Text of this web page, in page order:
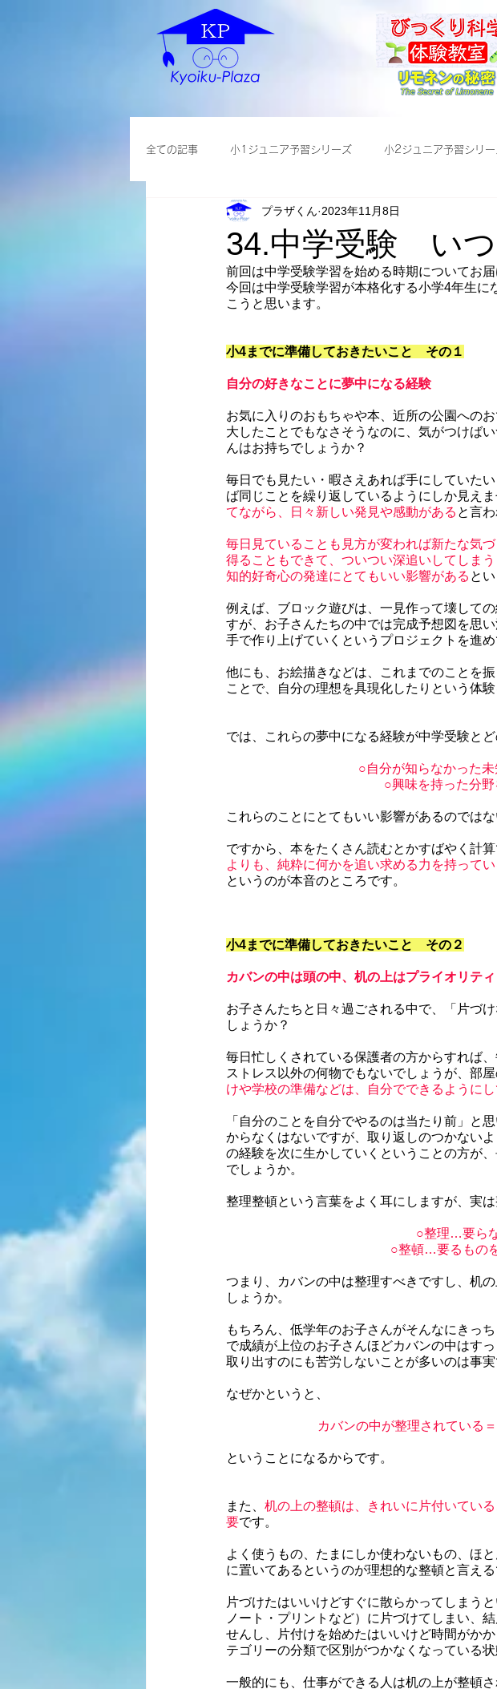
全ての記事 小1ジュニア予習シリーズ 小2ジュニア予習シリー
各種説明会 小学英語 大学受験
34.中学受験 い
プラザくん 2023年11月8日
前回は中学受験学習を始める時期についてお
今回は中学受験学習が本格化する小学4年生
こうと思います。
小4までに準備しておきたいこと　その１
自分の好きなことに夢中になる経験
お気に入りのおもちゃや本、近所の公園への
大したことでもなさそうなのに、気がつけば
んはお持ちでしょうか？
毎日でも見たい・暇さえあれば手にしていた
ば同じことを繰り返しているようにしか見えま
てながら、日々新しい発見や感動がある と言
毎日見ていることも見方が変われば新たな気
得ることもできて、ついつい深追いしてしま
知的好奇心の発達にとてもいい影響がある と
例えば、ブロック遊びは、一見作って壊して
すが、お子さんたちの中では完成予想図を思
手で作り上げていくというプロジェクトを進
他にも、お絵描きなどは、これまでのことを
ことで、自分の理想を具現化したりという体
では、これらの夢中になる経験が中学受験と
○自分が知らなかった
○興味を持った分
これらのことにとてもいい影響があるのではな
ですから、本をたくさん読むとかすばやく計
よりも、純粋に何かを追い求める力を持って
というのが本音のところです。
小4までに準備しておきたいこと　その２
カバンの中は頭の中、机の上はプライオリティ
お子さんたちと日々過ごされる中で、「片づ
しょうか？
毎日忙しくされている保護者の方からすれば
ストレス以外の何物でもないでしょうが、部
けや学校の準備などは、自分でできるように
「自分のことを自分でやるのは当たり前」と
からなくはないですが、取り返しのつかない
の経験を次に生かしていくということの方が
でしょうか。
整理整頓という言葉をよく耳にしますが、実
○整理…要ら
○整頓…要るもの
つまり、カバンの中は整理すべきですし、机
しょうか。
もちろん、低学年のお子さんがそんなにきっ
で成績が上位のお子さんほどカバンの中はす
取り出すのにも苦労しないことが多いのは事実
なぜかというと、
カバンの中が整理されている
ということになるからです。
また、 机の上の整頓は、きれいに片付いてい
要です。
よく使うもの、たまにしか使わないもの、ほ
に置いてあるというのが理想的な整頓と言える
片づけたはいいけどすぐに散らかってしまう
ノート・プリントなど）に片づけてしまい、
せんし、片付けを始めたはいいけど時間がか
テゴリーの分類で区別がつかなくなっている状
一般的にも、仕事ができる人は机の上が整頓